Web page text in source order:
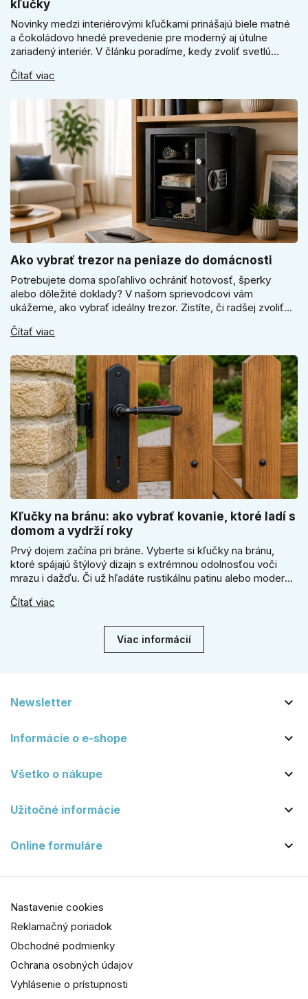
kľučky
Novinky medzi interiérovými kľučkami prinášajú biele matné
a čokoládovo hnedé prevedenie pre moderný aj útulne
zariadený interiér. V článku poradíme, kedy zvoliť svetlú
ako vyberať medzi okrúhlym a štvorcovým štítom. Nové
Čítať viac
Ako vybrať trezor na peniaze do domácnosti
Potrebujete doma spoľahlivo ochrániť hotovosť, šperky
alebo dôležité doklady? V našom sprievodcovi vám
ukážeme, ako vybrať ideálny trezor. Zistíte, či radšej zvoliť
kľúčové jeho správne ukotvenie.
Čítať viac
Kľučky na bránu: ako vybrať kovanie, ktoré ladí s
domom a vydrží roky
Prvý dojem začína pri bráne. Vyberte si kľučky na bránu,
ktoré spájajú štýlový dizajn s extrémnou odolnosťou voči
mrazu i dažďu. Či už hľadáte rustikálnu patinu alebo moderné
vydrží roky. Zabezpečte svoj vstup kvalitou, ktorá prežije
Čítať viac
Viac informácií
Newsletter 
Informácie o e-shope 
Všetko o nákupe 
Užitočné informácie 
Online formuláre 
Nastavenie cookies
Reklamačný poriadok
Obchodné podmienky
Ochrana osobných údajov
Vyhlásenie o prístupnosti